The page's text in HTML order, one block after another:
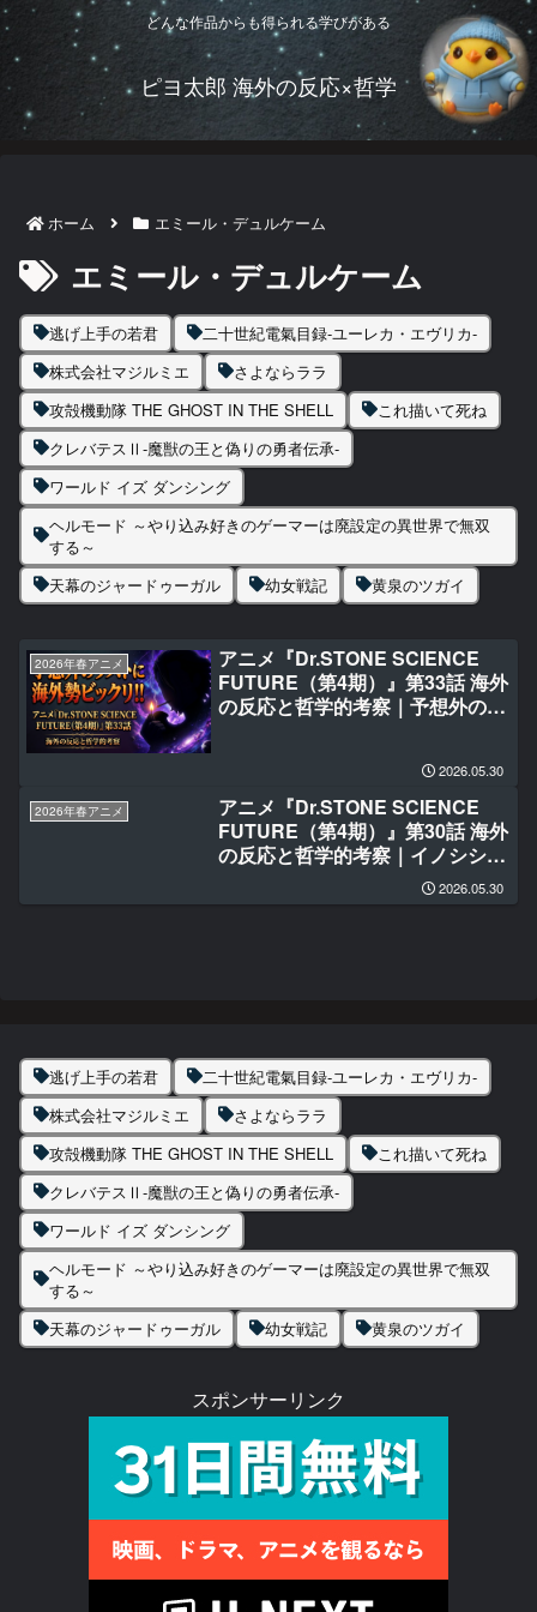
どんな作品からも得られる学びがある
ピヨ太郎 海外の反応×哲学
ホーム エミール・デュルケーム
エミール・デュルケーム
逃げ上手の若君
二十世紀電氣目録-ユーレカ・エヴリカ-
株式会社マジルミエ
さよならララ
攻殻機動隊 THE GHOST IN THE SHELL
これ描いて死ね
クレバテスⅡ-魔獣の王と偽りの勇者伝承-
ワールド イズ ダンシング
ヘルモード ～やり込み好きのゲーマーは廃設定の異世界で無双
する～
天幕のジャードゥーガル
幼女戦記 黄泉のツガイ
2026年春アニメ
アニメ『Dr.STONE SCIENCE
FUTURE（第4期）』第33話 海外
の反応と哲学的考察｜予想外のラ
2026.05.30
2026年春アニメ
アニメ『Dr.STONE SCIENCE
FUTURE（第4期）』第30話 海外
の反応と哲学的考察｜イノシシと
2026.05.30
逃げ上手の若君
二十世紀電氣目録-ユーレカ・エヴリカ-
株式会社マジルミエ
さよならララ
攻殻機動隊 THE GHOST IN THE SHELL
これ描いて死ね
クレバテスⅡ-魔獣の王と偽りの勇者伝承-
ワールド イズ ダンシング
ヘルモード ～やり込み好きのゲーマーは廃設定の異世界で無双
する～
天幕のジャードゥーガル
幼女戦記 黄泉のツガイ
スポンサーリンク